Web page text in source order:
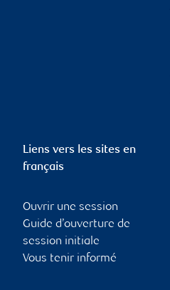
Liens vers les sites en
français
Ouvrir une session
Guide d’ouverture de
session initiale
Vous tenir informé